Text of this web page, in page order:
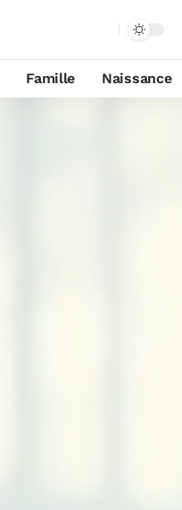
Famille Naissance